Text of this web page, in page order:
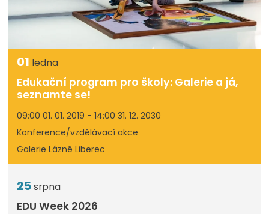
01 ledna
Edukační program pro školy: Galerie a já,
seznamte se!
09:00 01. 01. 2019 - 14:00 31. 12. 2030
Konference/vzdělávací akce
Galerie Lázně Liberec
25srpna
EDU Week 2026